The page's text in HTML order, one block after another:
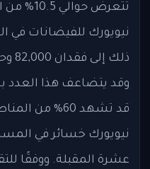
تتعرض
نيويورك للفيضانات في
قد تشهد 60%
نيويورك خسائر في
عشرة المقبلة. ووفقًا